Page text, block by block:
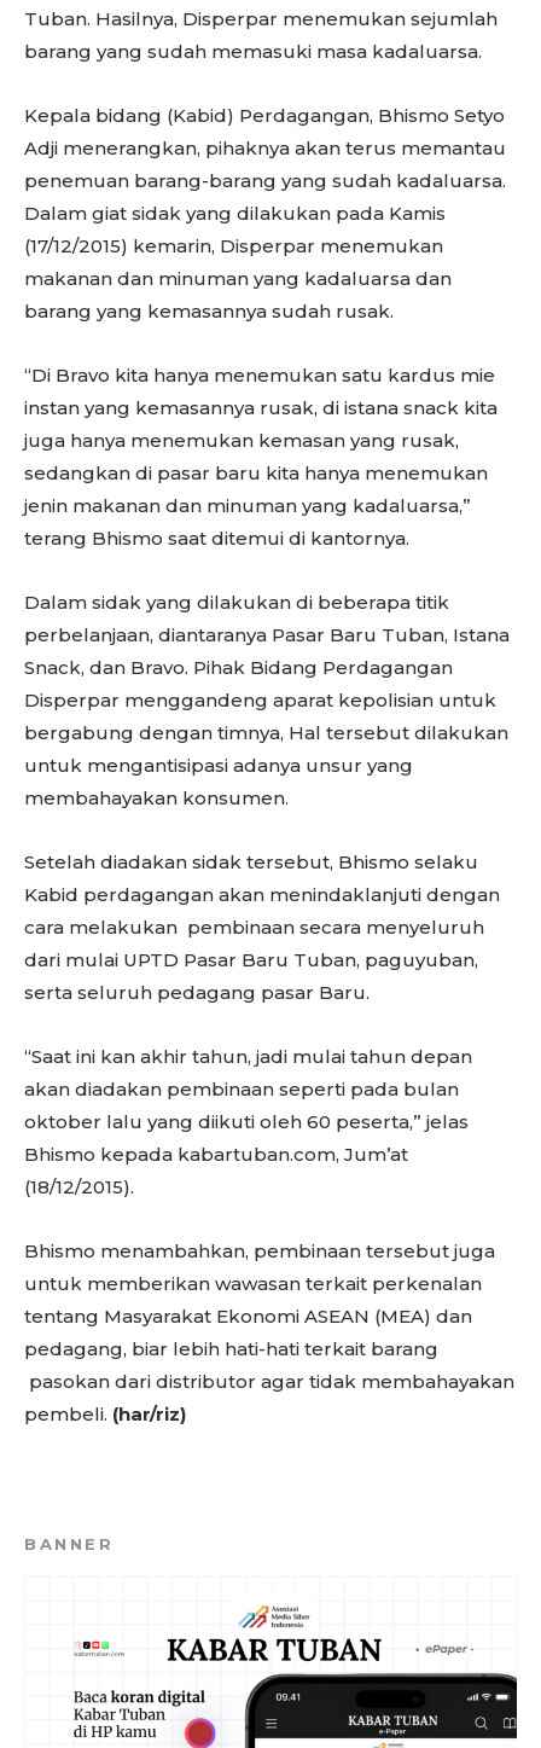
Tuban. Hasilnya, Disperpar menemukan sejumlah
barang yang sudah memasuki masa kadaluarsa.
Kepala bidang (Kabid) Perdagangan, Bhismo Setyo
Adji menerangkan, pihaknya akan terus memantau
penemuan barang-barang yang sudah kadaluarsa.
Dalam giat sidak yang dilakukan pada Kamis
(17/12/2015) kemarin, Disperpar menemukan
makanan dan minuman yang kadaluarsa dan
barang yang kemasannya sudah rusak.
“Di Bravo kita hanya menemukan satu kardus mie
instan yang kemasannya rusak, di istana snack kita
juga hanya menemukan kemasan yang rusak,
sedangkan di pasar baru kita hanya menemukan
jenin makanan dan minuman yang kadaluarsa,”
terang Bhismo saat ditemui di kantornya.
Dalam sidak yang dilakukan di beberapa titik
perbelanjaan, diantaranya Pasar Baru Tuban, Istana
Snack, dan Bravo. Pihak Bidang Perdagangan
Disperpar menggandeng aparat kepolisian untuk
bergabung dengan timnya, Hal tersebut dilakukan
untuk mengantisipasi adanya unsur yang
membahayakan konsumen.
Setelah diadakan sidak tersebut, Bhismo selaku
Kabid perdagangan akan menindaklanjuti dengan
cara melakukan pembinaan secara menyeluruh
dari mulai UPTD Pasar Baru Tuban, paguyuban,
serta seluruh pedagang pasar Baru.
“Saat ini kan akhir tahun, jadi mulai tahun depan
akan diadakan pembinaan seperti pada bulan
oktober lalu yang diikuti oleh 60 peserta,” jelas
Bhismo kepada kabartuban.com, Jum’at
(18/12/2015).
Bhismo menambahkan, pembinaan tersebut juga
untuk memberikan wawasan terkait perkenalan
tentang Masyarakat Ekonomi ASEAN (MEA) dan
pedagang, biar lebih hati-hati terkait barang
pasokan dari distributor agar tidak membahayakan
pembeli. (har/riz)
BANNER